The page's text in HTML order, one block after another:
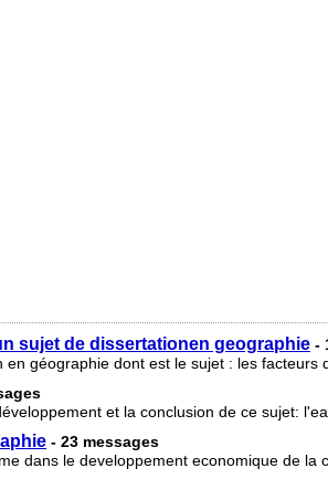
sujet de dissertationen geographie -
géographie dont est le sujet : les facteurs
et la conclusion de ce sujet:
- 23 messages
dans le developpement economique de la